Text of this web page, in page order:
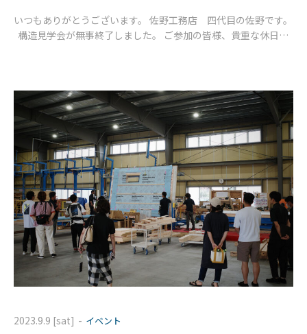
いつもありがとうございます。 佐野工務店 四代目の佐野です。
構造見学会が無事終了しました。 ご参加の皆様、貴重な休日に
2023.9.9 [sat] - イベント